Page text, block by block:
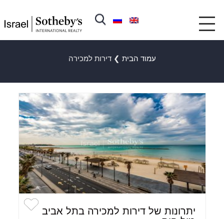
עמוד הבית ❯ דירות למכירה
יתרונות של דירות למכירה בתל אביב